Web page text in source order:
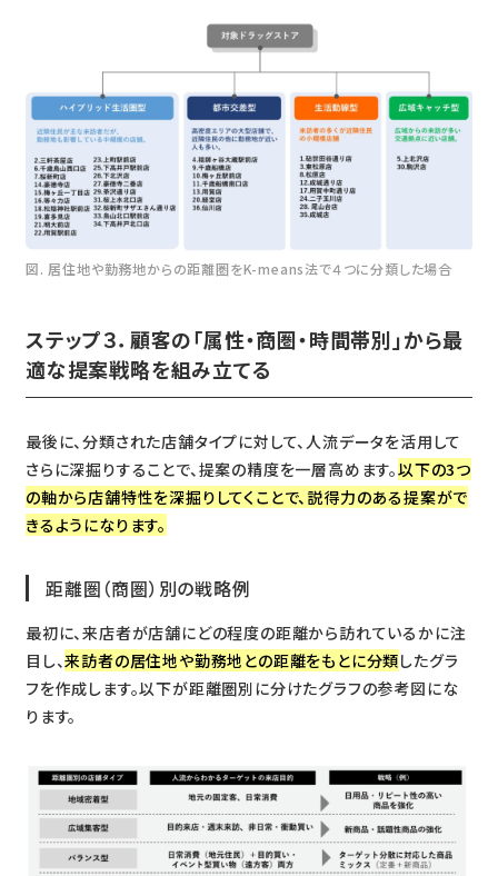
図. 居住地や勤務地からの距離圏をK-means法で４つに分類した場合
ステップ３．顧客の「属性・商圏・時間帯別」から最
適な提案戦略を組み立てる
最後に、分類された店舗タイプに対して、人流データを活用して
さらに深掘りすることで、提案の精度を一層高めます。以下の3つ
の軸から店舗特性を深掘りしてくことで、説得力のある提案がで
きるようになります。
距離圏（商圏）別の戦略例
最初に、来店者が店舗にどの程度の距離から訪れているかに注
目し、来訪者の居住地や勤務地との距離をもとに分類したグラ
フを作成します。以下が距離圏別に分けたグラフの参考図にな
ります。